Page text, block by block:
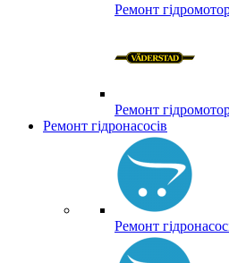
Ремонт
Ремонт
Ремонт гідронасосів
Ремонт